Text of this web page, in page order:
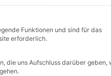
für die eine
Funktionen und sind für das
erforderlich.
die uns Aufschluss darüber geben,